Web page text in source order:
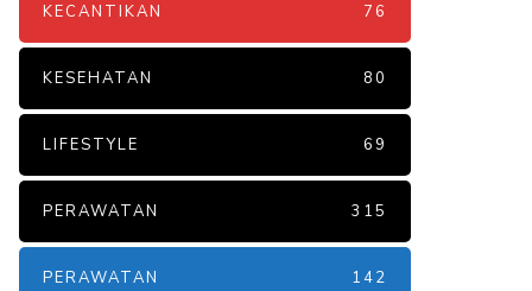
KECANTIKAN 76
KESEHATAN 80
LIFESTYLE 69
PERAWATAN 315
PERAWATAN 142